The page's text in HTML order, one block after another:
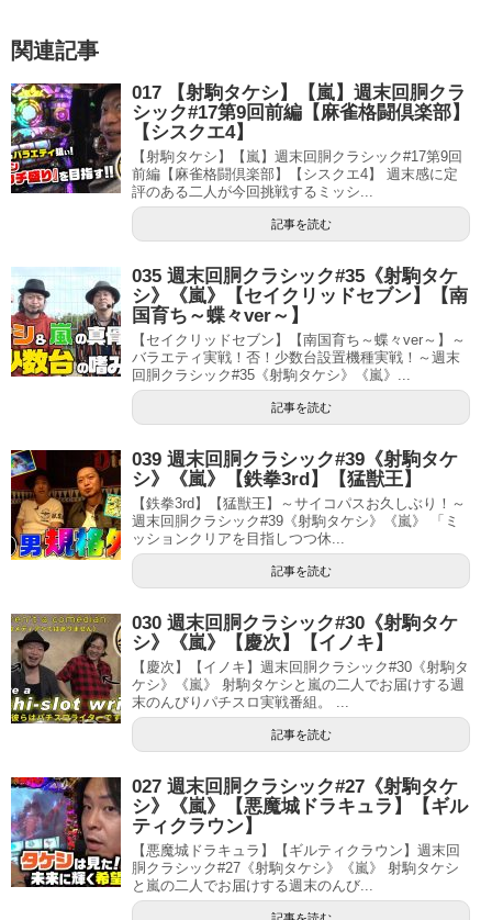
関連記事
017 【射駒タケシ】【嵐】週末回胴クラ
シック#17第9回前編【麻雀格闘倶楽部】
【シスクエ4】
【射駒タケシ】【嵐】週末回胴クラシック#17第9回
前編【麻雀格闘倶楽部】【シスクエ4】 週末感に定
評のある二人が今回挑戦するミッシ...
記事を読む
035 週末回胴クラシック#35《射駒タケ
シ》《嵐》【セイクリッドセブン】【南
国育ち～蝶々ver～】
【セイクリッドセブン】【南国育ち～蝶々ver～】～
バラエティ実戦！否！少数台設置機種実戦！～週末
回胴クラシック#35《射駒タケシ》《嵐》...
記事を読む
039 週末回胴クラシック#39《射駒タケ
シ》《嵐》【鉄拳3rd】【猛獣王】
【鉄拳3rd】【猛獣王】～サイコパスお久しぶり！～
週末回胴クラシック#39《射駒タケシ》《嵐》 「ミ
ッションクリアを目指しつつ休...
記事を読む
030 週末回胴クラシック#30《射駒タケ
シ》《嵐》【慶次】【イノキ】
【慶次】【イノキ】週末回胴クラシック#30《射駒タ
ケシ》《嵐》 射駒タケシと嵐の二人でお届けする週
末のんびりパチスロ実戦番組。 ...
記事を読む
027 週末回胴クラシック#27《射駒タケ
シ》《嵐》【悪魔城ドラキュラ】【ギル
ティクラウン】
【悪魔城ドラキュラ】【ギルティクラウン】週末回
胴クラシック#27《射駒タケシ》《嵐》 射駒タケシ
と嵐の二人でお届けする週末のんび...